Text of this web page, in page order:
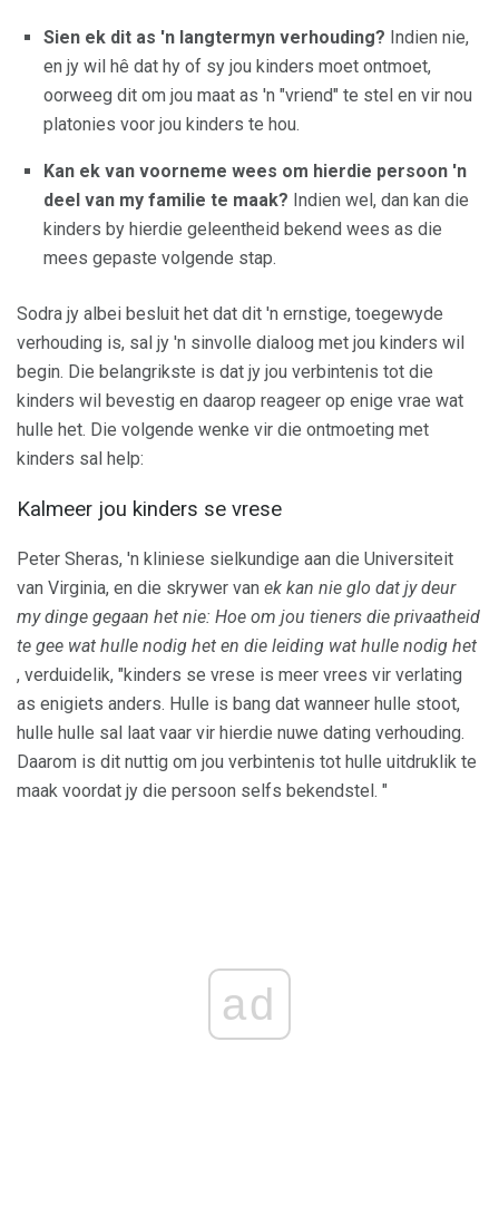
Sien ek dit as 'n langtermyn verhouding? Indien nie,
en jy wil hê dat hy of sy jou kinders moet ontmoet,
oorweeg dit om jou maat as 'n "vriend" te stel en vir nou
platonies voor jou kinders te hou.
Kan ek van voorneme wees om hierdie persoon 'n
deel van my familie te maak? Indien wel, dan kan die
kinders by hierdie geleentheid bekend wees as die
mees gepaste volgende stap.
Sodra jy albei besluit het dat dit 'n ernstige, toegewyde
verhouding is, sal jy 'n sinvolle dialoog met jou kinders wil
begin. Die belangrikste is dat jy jou verbintenis tot die
kinders wil bevestig en daarop reageer op enige vrae wat
hulle het. Die volgende wenke vir die ontmoeting met
kinders sal help:
Kalmeer jou kinders se vrese
Peter Sheras, 'n kliniese sielkundige aan die Universiteit
van Virginia, en die skrywer van ek kan nie glo dat jy deur
my dinge gegaan het nie: Hoe om jou tieners die privaatheid
te gee wat hulle nodig het en die leiding wat hulle nodig het
, verduidelik, "kinders se vrese is meer vrees vir verlating
as enigiets anders. Hulle is bang dat wanneer hulle stoot,
hulle hulle sal laat vaar vir hierdie nuwe dating verhouding.
Daarom is dit nuttig om jou verbintenis tot hulle uitdruklik te
maak voordat jy die persoon selfs bekendstel. "
ad